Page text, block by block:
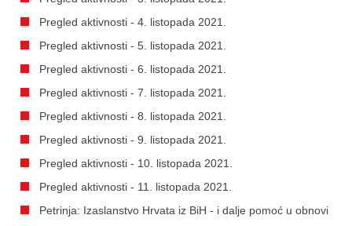
Pregled aktivnosti - 4. listopada 2021.
Pregled aktivnosti - 5. listopada 2021.
Pregled aktivnosti - 6. listopada 2021.
Pregled aktivnosti - 7. listopada 2021.
Pregled aktivnosti - 8. listopada 2021.
Pregled aktivnosti - 9. listopada 2021.
Pregled aktivnosti - 10. listopada 2021.
Pregled aktivnosti - 11. listopada 2021.
Petrinja: Izaslanstvo Hrvata iz BiH - i dalje pomoć u obnovi